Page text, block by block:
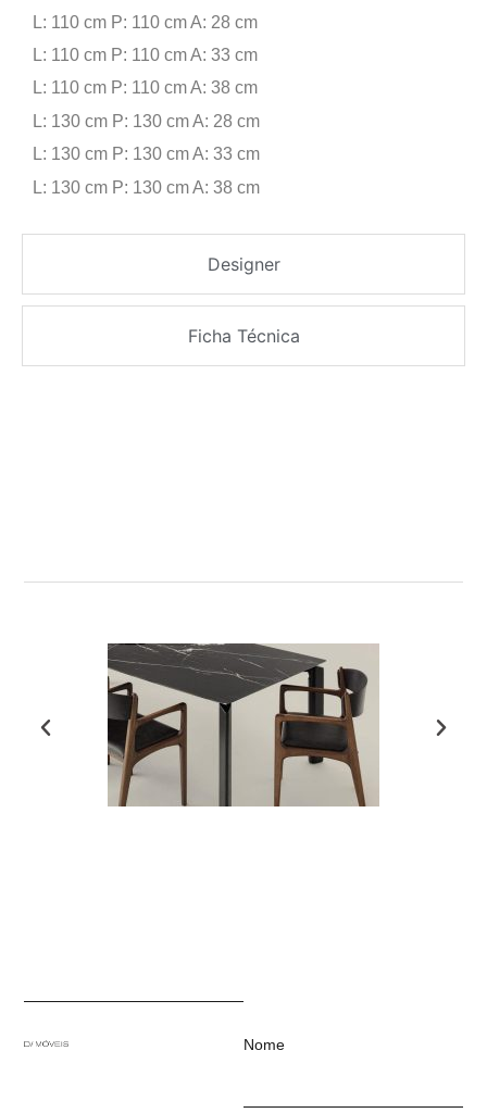
Designer
Ficha Técnica
L: 110 cm P: 110 cm A: 28 cm
L: 110 cm P: 110 cm A: 33 cm
L: 110 cm P: 110 cm A: 38 cm
L: 130 cm P: 130 cm A: 28 cm
L: 130 cm P: 130 cm A: 33 cm
L: 130 cm P: 130 cm A: 38 cm
Nome